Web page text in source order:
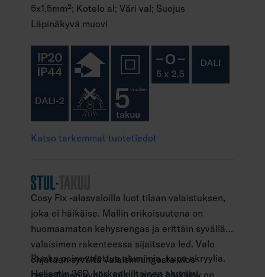
5x1.5mm²; Kotelo al; Väri val; Suojus
Läpinäkyvä muovi
Katso tarkemmat tuotetiedot
Cosy Fix -alasvaloilla luot tilaan valaistuksen,
joka ei häikäise. Mallin erikoisuutena on
huomaamaton kehysrengas ja erittäin syvällä
valaisimen rakenteessa sijaitseva led. Valo
ohjataan syvältä valaisinrungosta ulos
heijastimen avulla, jolloin myös häikäisy on
Runko painevalettua alumiinia, kupu akryylia.
Heijastin 36D, korkeakiiltoinen alumiini.